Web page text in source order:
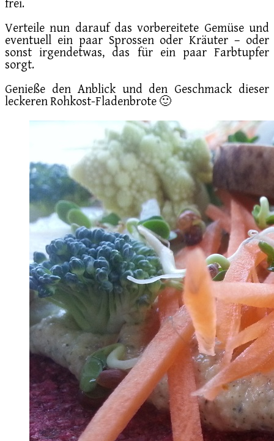
frei.
Verteile nun darauf das vorbereitete Gemüse und
eventuell ein paar Sprossen oder Kräuter – oder
sonst irgendetwas, das für ein paar Farbtupfer
sorgt.
Genieße den Anblick und den Geschmack dieser
leckeren Rohkost-Fladenbrote 🙂